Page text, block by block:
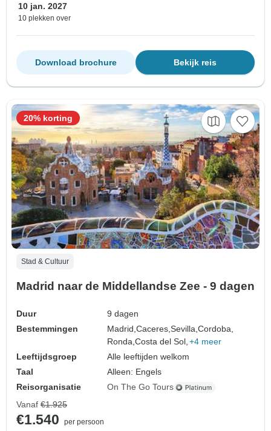
10 jan. 2027
10 plekken over
Bekijk reis
Download brochure
Stad & Cultuur
Madrid naar de Middellandse Zee - 9 dagen
Duur
9 dagen
Bestemmingen
Madrid,Caceres,Sevilla,Cordoba,
Ronda,Costa del Sol, +4 meer
Leeftijdsgroep
Alle leeftijden welkom
Taal
Alleen: Engels
Reisorganisatie
On The Go Tours
20% korting
Vanaf €1.925
€1.540
per persoon